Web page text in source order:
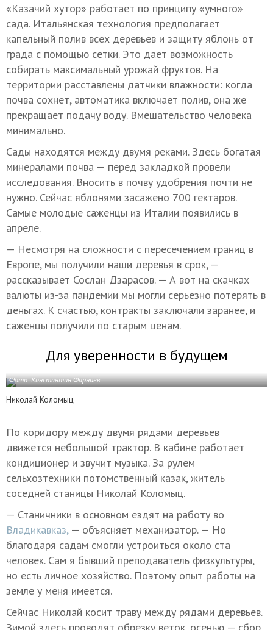
«Казачий хутор» работает по принципу «умного»
сада. Итальянская технология предполагает
капельный полив всех деревьев и защиту яблонь от
града с помощью сетки. Это дает возможность
собирать максимальный урожай фруктов. На
территории расставлены датчики влажности: когда
почва сохнет, автоматика включает полив, она же
прекращает подачу воду. Вмешательство человека
минимально.
Сады находятся между двумя реками. Здесь богатая
минералами почва — перед закладкой провели
исследования. Вносить в почву удобрения почти не
нужно. Сейчас яблонями засажено 700 гектаров.
Самые молодые саженцы из Италии появились в
апреле.
— Несмотря на сложности с пересечением границ в
Европе, мы получили наши деревья в срок, —
рассказывает Сослан Дзарасов. — А вот на скачках
валюты из-за пандемии мы могли серьезно потерять в
деньгах. К счастью, контракты заключали заранее, и
саженцы получили по старым ценам.
Для уверенности в будущем
Фото: Константин Фарниев
Николай Коломыц
По коридору между двумя рядами деревьев
движется небольшой трактор. В кабине работает
кондиционер и звучит музыка. За рулем
сельхозтехники потомственный казак, житель
соседней станицы Николай Коломыц.
— Станичники в основном ездят на работу во
Владикавказ,— объясняет механизатор. — Но
благодаря садам смогли устроиться около ста
человек. Сам я бывший преподаватель физкультуры,
но есть личное хозяйство. Поэтому опыт работы на
земле у меня имеется.
Сейчас Николай косит траву между рядами деревьев.
Зимой здесь проводят обрезку веток, осенью — сбор